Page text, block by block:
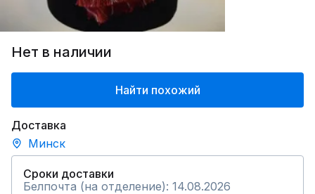
Нет в наличии
Найти похожий
Доставка
Минск
Сроки доставки
Белпочта (на отделение): 14.08.2026